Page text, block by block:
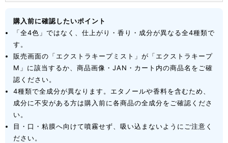
購入前に確認したいポイント
「全4色」ではなく、仕上がり・香り・成分が異なる全4種類で
す。
販売画面の「エクストラキープミスト」が「エクストラキープ
M」に該当するか、商品画像・JAN・カート内の商品名をご確
認ください。
4種類で全成分が異なります。エタノールや香料を含むため、
成分に不安がある方は購入前に各商品の全成分をご確認くださ
い。
目・口・粘膜へ向けて噴霧せず、吸い込まないようにご注意く
ださい。